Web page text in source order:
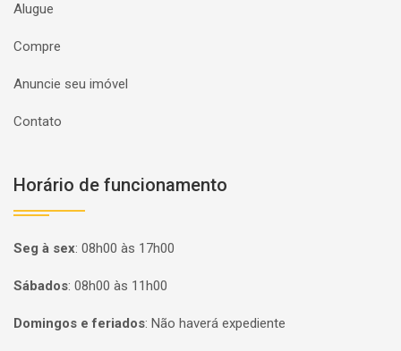
Alugue
Compre
Anuncie seu imóvel
Contato
Horário de funcionamento
Seg à sex: 08h00 às 17h00
Sábados: 08h00 às 11h00
Domingos e feriados: Não haverá expediente